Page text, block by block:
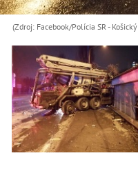
(Zdroj: Facebook/Polícia SR -